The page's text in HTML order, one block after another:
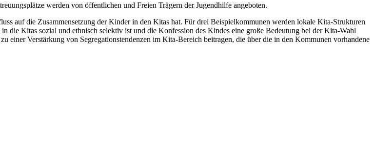
werden von öffentlichen und Freien Trägern der Jugendhilfe angeboten.
auf die Zusammensetzung der Kinder in den Kitas hat. Für drei Beispielkommunen werden lokale Kita-Strukturen
die Kitas sozial und ethnisch selektiv ist und die Konfession des Kindes eine große Bedeutung bei der Kita-Wahl
einer Verstärkung von Segregationstendenzen im Kita-Bereich beitragen, die über die in den Kommunen vorhandene